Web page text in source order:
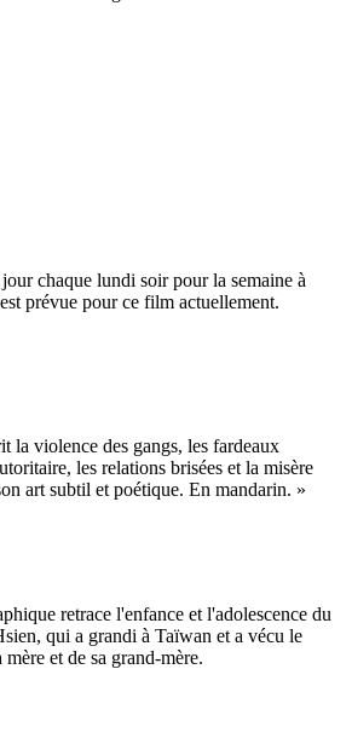
chaque lundi soir pour la semaine à
prévue pour ce film actuellement.
la violence des gangs, les fardeaux
les relations brisées et la misère
art subtil et poétique. En mandarin. »
retrace l'enfance et l'adolescence du
qui a grandi à Taïwan et a vécu le
mère et de sa grand-mère.